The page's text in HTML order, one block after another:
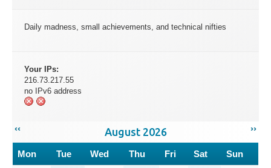
Daily madness, small achievements, and technical nifties
Your IPs:
216.73.217.55
no IPv6 address
‹‹ ››
August 2026
Mon Tue Wed Thu Fri Sat Sun